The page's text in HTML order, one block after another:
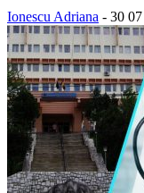
Ionescu Adriana - 30